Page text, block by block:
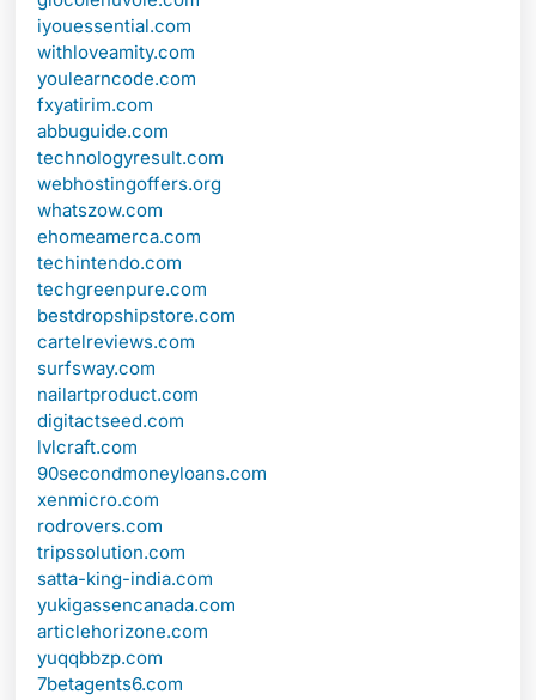
iyouessential.com
withloveamity.com
youlearncode.com
fxyatirim.com
abbuguide.com
technologyresult.com
webhostingoffers.org
whatszow.com
ehomeamerca.com
techintendo.com
techgreenpure.com
bestdropshipstore.com
cartelreviews.com
surfsway.com
nailartproduct.com
digitactseed.com
lvlcraft.com
90secondmoneyloans.com
xenmicro.com
rodrovers.com
tripssolution.com
satta-king-india.com
yukigassencanada.com
articlehorizone.com
yuqqbbzp.com
7betagents6.com